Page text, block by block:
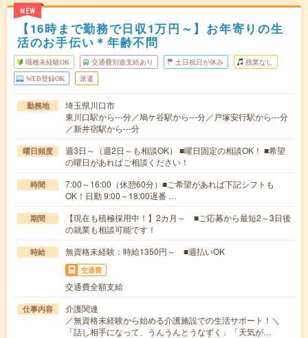
NEW
【16時まで勤務で日収1万円～】お年寄りの生
活のお手伝い＊年齢不問
職種未経験OK 交通費別途支給あり 土日祝日が休み 残業なし
WEB登録OK 派遣
勤務地
埼玉県川口市
東川口駅から---分／鳩ケ谷駅から---分／戸塚安行駅から---分
／新井宿駅から---分
曜日頻度
週3日～（週2日～も相談OK） ■曜日固定の相談OK！ ■希望
の曜日があればご相談ください！
時間
7:00～16:00（休憩60分）■ご希望があれば下記シフトも
OK！日勤 9:00～18:00遅番 …
期間
【現在も積極採用中！】2カ月～ ■ご応募から最短2～3日後
の就業も相談可能です！
時給 無資格未経験：時給1350円～ ■週払いOK
交通費
交通費全額支給
仕事内容
介護関連
／無資格未経験から始める介護施設での生活サポート！＼
「話し相手になって、うんうんとうなずく」「天気が…